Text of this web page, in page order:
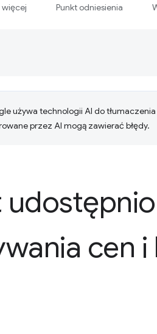
więcej Punkt odniesienia
używa technologii AI do
przez AI mogą zawierać błędy.
cen i